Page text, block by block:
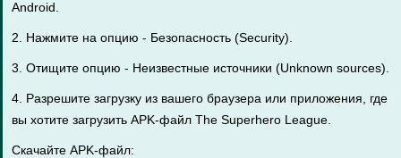
Android.
2. Нажмите на опцию - Безопасность (Security).
3. Отищите опцию - Неизвестные источники (Unknown sources).
4. Разрешите загрузку из вашего браузера или приложения, где
вы хотите загрузить APK-файл The Superhero League.
Скачайте APK-файл: